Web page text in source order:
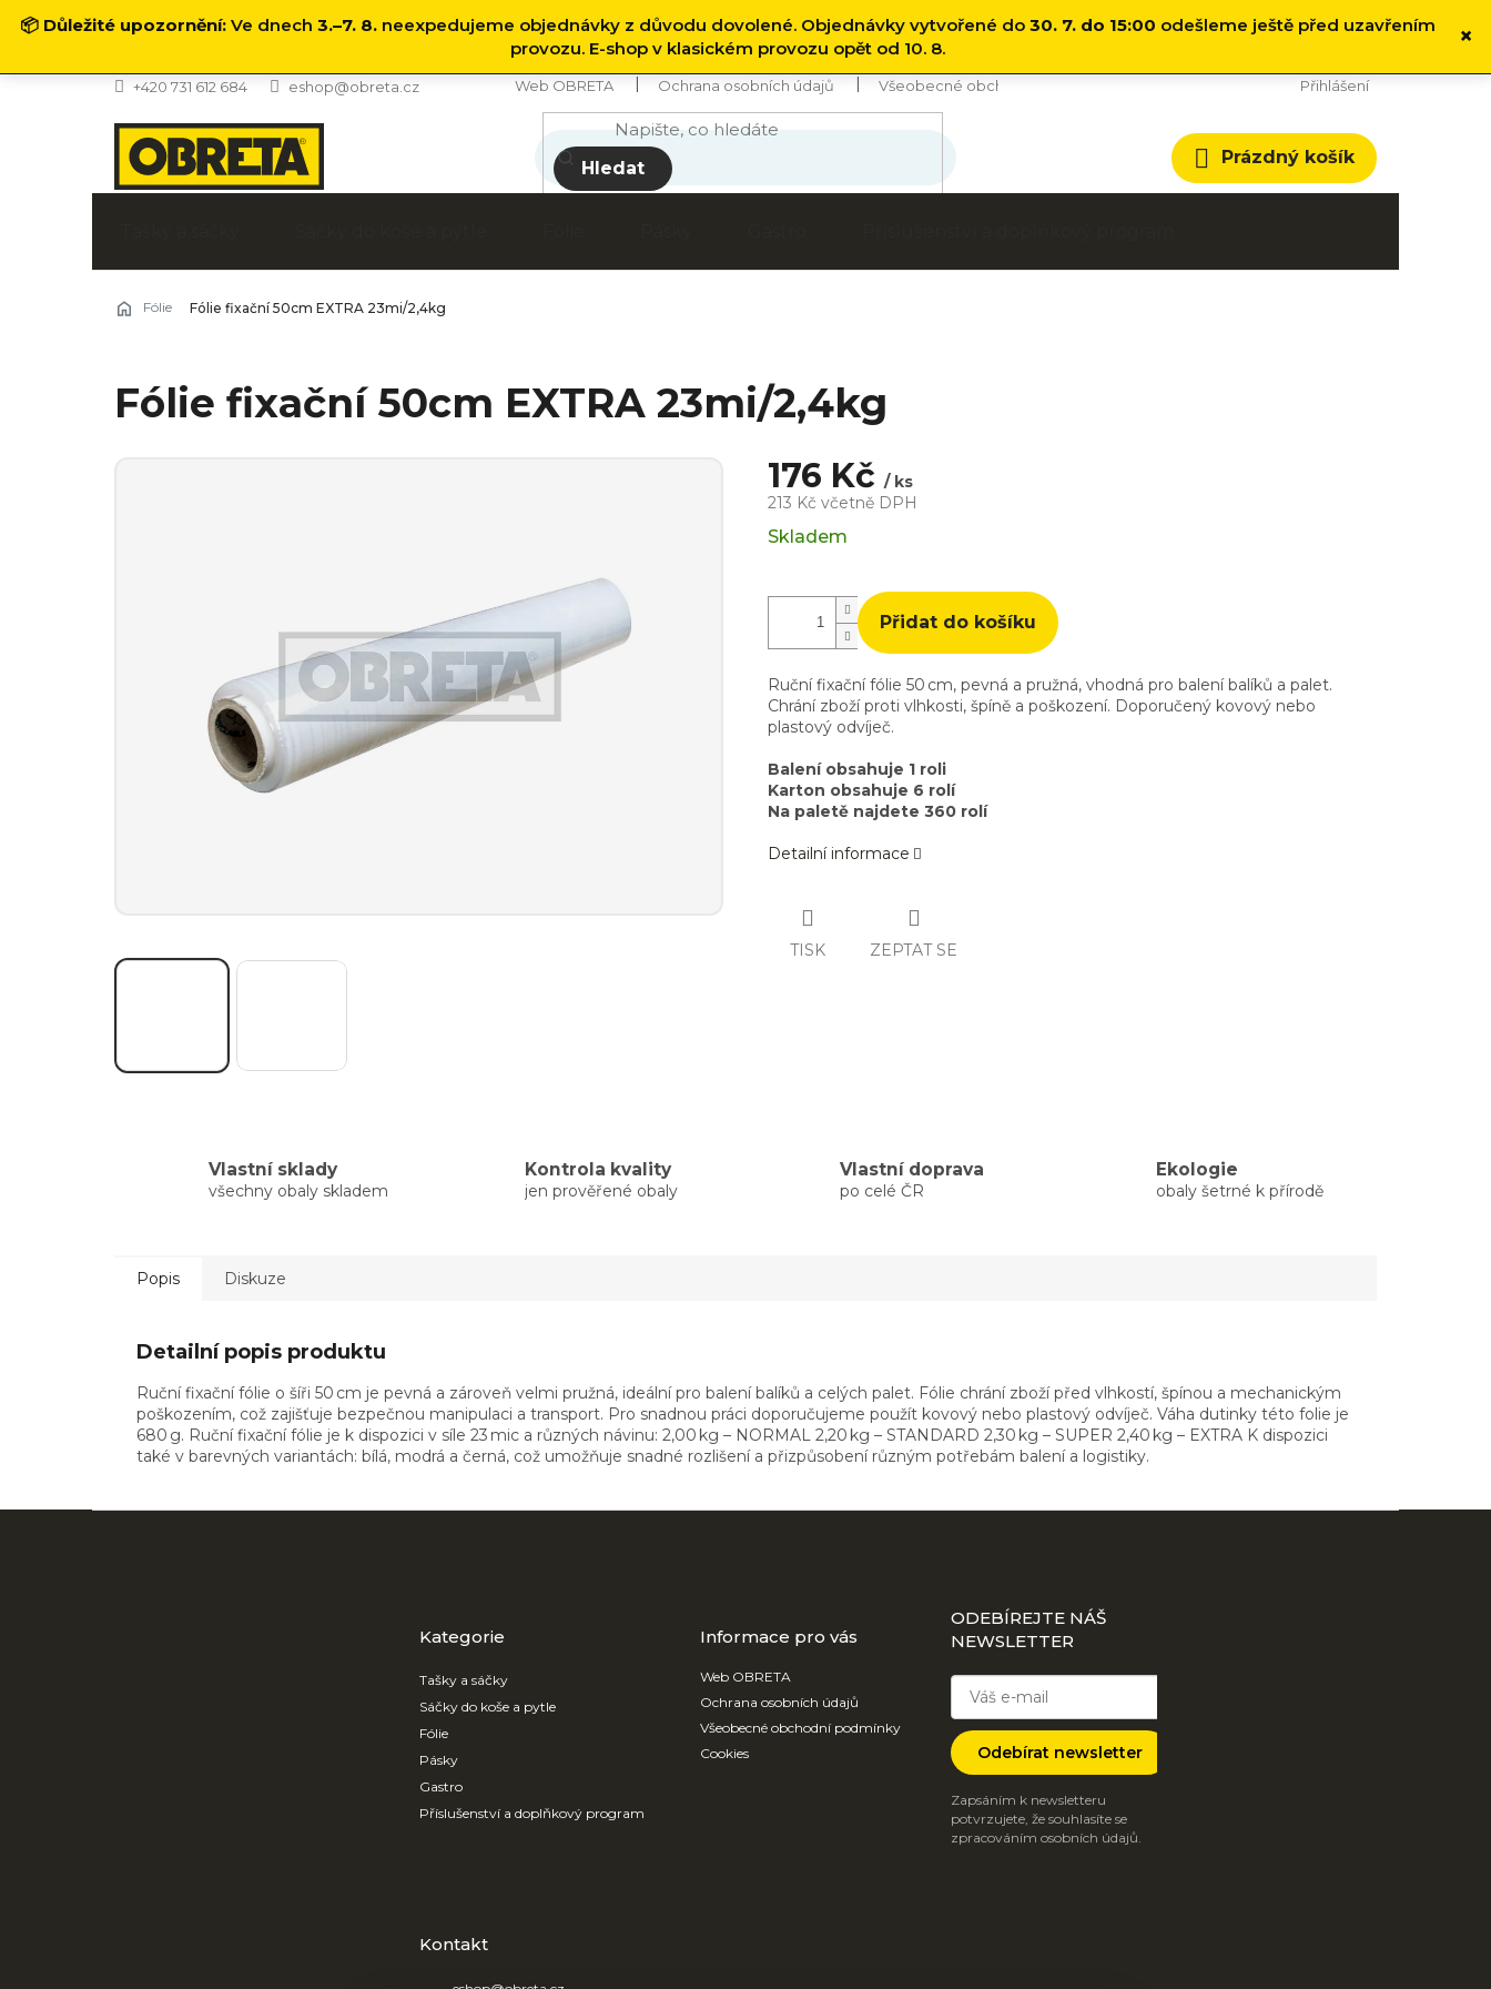
📦 Důležité upozornění: Ve dnech 3.–7. 8. neexpedujeme objednávky z důvodu dovolené. Objednávky vytvořené do 30. 7. do 15:00 odešleme ještě před uzavřením
provozu. E-shop v klasickém provozu opět od 10. 8.
×
Přejít
+420 731 612 684 eshop@obreta.cz Web OBRETA Ochrana osobních údajů Všeobecné obchodní podmínky Přihlášení
Hledat
Nákupní
košík
Prázdný košík
Fólie Fólie fixační 50cm EXTRA 23mi/2,4kg
Fólie fixační 50cm EXTRA 23mi/2,4kg
176 Kč / ks
213 Kč včetně DPH
Měrná
Skladem
Přidat do košíku
Ruční fixační fólie 50 cm, pevná a pružná, vhodná pro balení balíků a palet.
Chrání zboží proti vlhkosti, špíně a poškození. Doporučený kovový nebo
plastový odvíječ.
Balení obsahuje 1 roli
Karton obsahuje 6 rolí
Na paletě najdete 360 rolí
Detailní informace
TISK ZEPTAT SE
Vlastní sklady
všechny obaly skladem
Kontrola kvality
jen prověřené obaly
Vlastní doprava
po celé ČR
Ekologie
obaly šetrné k přírodě
Popis Diskuze
Detailní popis produktu
Ruční fixační fólie o šíři 50 cm je pevná a zároveň velmi pružná, ideální pro balení balíků a celých palet. Fólie chrání zboží před vlhkostí, špínou a mechanickým
poškozením, což zajišťuje bezpečnou manipulaci a transport. Pro snadnou práci doporučujeme použít kovový nebo plastový odvíječ. Váha dutinky této folie je
680 g. Ruční fixační fólie je k dispozici v síle 23 mic a různých návinu: 2,00 kg – NORMAL 2,20 kg – STANDARD 2,30 kg – SUPER 2,40 kg – EXTRA K dispozici
také v barevných variantách: bílá, modrá a černá, což umožňuje snadné rozlišení a přizpůsobení různým potřebám balení a logistiky.
kategorie
Kategorie
Tašky a sáčky
Sáčky do koše a pytle
Fólie
Pásky
Gastro
Příslušenství a doplňkový program
Informace pro vás
Web OBRETA
Ochrana osobních údajů
Všeobecné obchodní podmínky
Cookies
ODEBÍREJTE NÁŠ
NEWSLETTER
Odebírat newsletter
Zapsáním k newsletteru
potvrzujete, že souhlasíte se
zpracováním osobních údajů.
Kontakt